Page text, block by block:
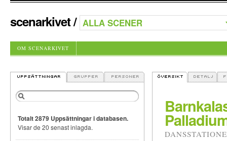
scenarkivet/
OM SCENARKIVET
Totalt 2879 Uppsättningar i databasen.
Visar de 20 senast inlagda.